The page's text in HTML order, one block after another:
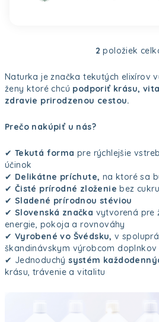
2 položiek
Naturka je značka tekutých elixírov
ženy ktoré chcú podporiť krásu,
zdravie prirodzenou cestou.
Prečo nakúpiť u nás?
✔ Tekutá forma pre rýchlejšie
účinok
✔ Delikátne príchute, na ktoré sa
✔ Čisté prírodné zloženie bez
✔ Sladené prírodnou stéviou
✔ Slovenská značka vytvorená pre
energie, pokoja a rovnováhy
✔ Vyrobené vo Švédsku, v
škandinávskym výrobcom doplnkov
✔ Jednoduchý systém
krásu, trávenie a vitalitu